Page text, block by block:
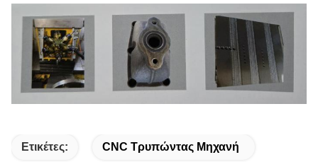
Ετικέτες: CNC Τρυπώντας Μηχανή